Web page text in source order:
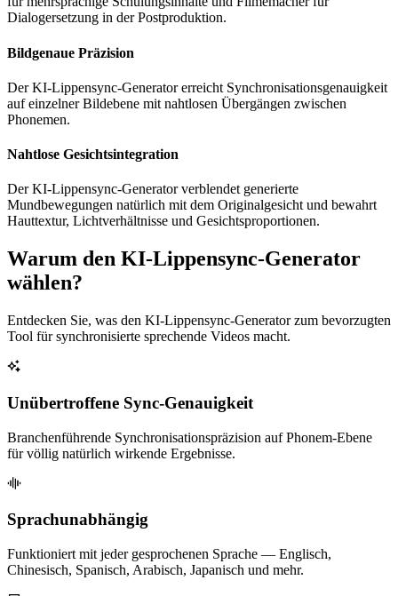
Dialogersetzung in der Postproduktion.
Bildgenaue Präzision
Der KI-Lippensync-Generator erreicht Synchronisationsgenauigkeit
auf einzelner Bildebene mit nahtlosen Übergängen zwischen
Phonemen.
Nahtlose Gesichtsintegration
Der KI-Lippensync-Generator verblendet generierte
Mundbewegungen natürlich mit dem Originalgesicht und bewahrt
Hauttextur, Lichtverhältnisse und Gesichtsproportionen.
Warum den KI-Lippensync-Generator
wählen?
Entdecken Sie, was den KI-Lippensync-Generator zum bevorzugten
Tool für synchronisierte sprechende Videos macht.
Unübertroffene Sync-Genauigkeit
Branchenführende Synchronisationspräzision auf Phonem-Ebene
für völlig natürlich wirkende Ergebnisse.
Sprachunabhängig
Funktioniert mit jeder gesprochenen Sprache — Englisch,
Chinesisch, Spanisch, Arabisch, Japanisch und mehr.